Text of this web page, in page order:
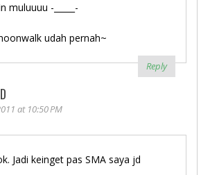
muluuuu -_____-
udah pernah~
Reply
at 10:50 PM
Jadi keinget pas SMA saya jd